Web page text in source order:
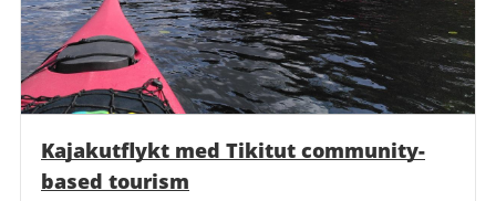
Kajakutflykt med Tikitut community-
based tourism